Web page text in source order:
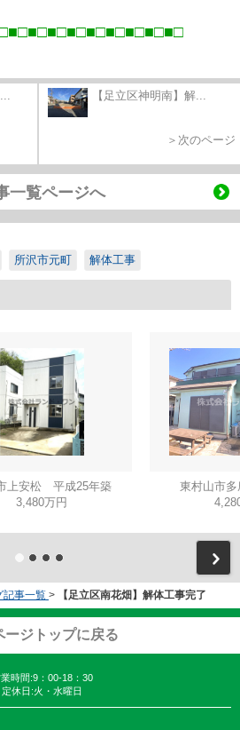
□
【足立区神明南】解...
＞次のページ
一覧ページへ
所沢市元町 解体工事
上安松 平成25年築
3,480万円
東村山市
記事一覧 > 【足立区南花畑】解体工事完了
ージトップに戻る
時間:9：00-18：30
定休日:火・水曜日